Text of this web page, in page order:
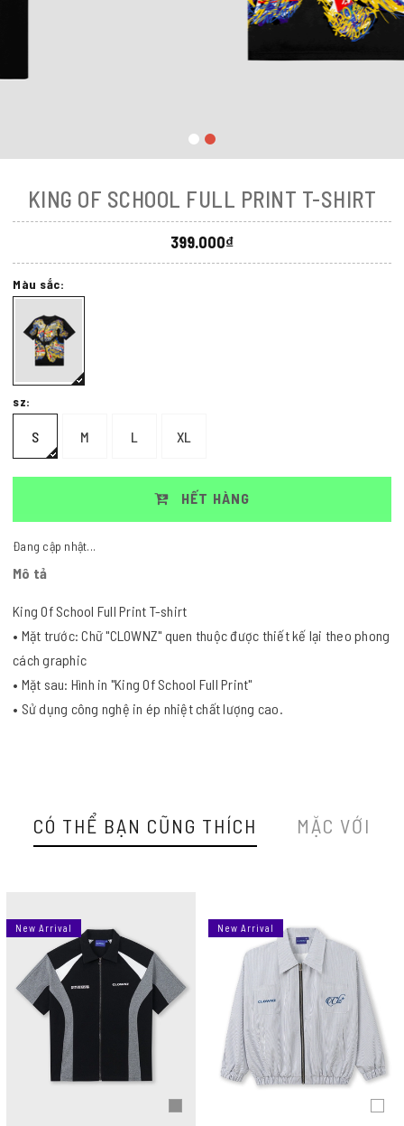
KING OF SCHOOL FULL PRINT T-SHIRT
399.000₫
Màu sắc:
sz:
S M L XL
HẾT HÀNG
Đang cập nhật...
Mô tả
King Of School Full Print T-shirt
• Mặt trước: Chữ "CLOWNZ" quen thuộc được thiết kế lại theo phong
cách graphic
• Mặt sau: Hình in "King Of School Full Print"
• Sử dụng công nghệ in ép nhiệt chất lượng cao.
CÓ THỂ BẠN CŨNG THÍCH MẶC VỚI
New Arrival New Arrival